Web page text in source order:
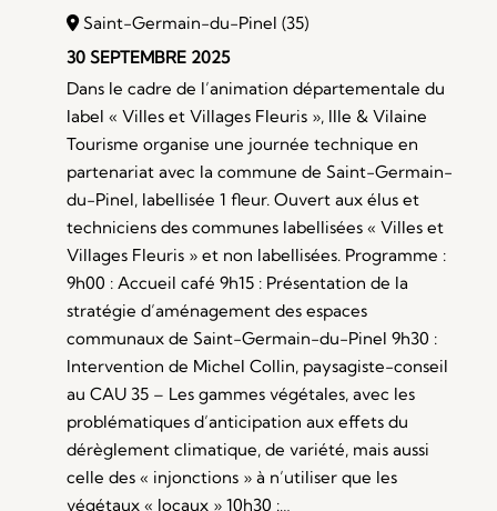
Saint-Germain-du-Pinel (35)
30 SEPTEMBRE 2025
Dans le cadre de l’animation départementale du
label « Villes et Villages Fleuris », Ille & Vilaine
Tourisme organise une journée technique en
partenariat avec la commune de Saint-Germain-
du-Pinel, labellisée 1 fleur. Ouvert aux élus et
techniciens des communes labellisées « Villes et
Villages Fleuris » et non labellisées. Programme :
9h00 : Accueil café 9h15 : Présentation de la
stratégie d’aménagement des espaces
communaux de Saint-Germain-du-Pinel 9h30 :
Intervention de Michel Collin, paysagiste-conseil
au CAU 35 – Les gammes végétales, avec les
problématiques d’anticipation aux effets du
dérèglement climatique, de variété, mais aussi
celle des « injonctions » à n’utiliser que les
végétaux « locaux » 10h30 :…